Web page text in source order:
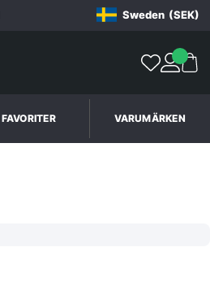
Sweden (SEK)
FAVORITER VARUMÄRKEN